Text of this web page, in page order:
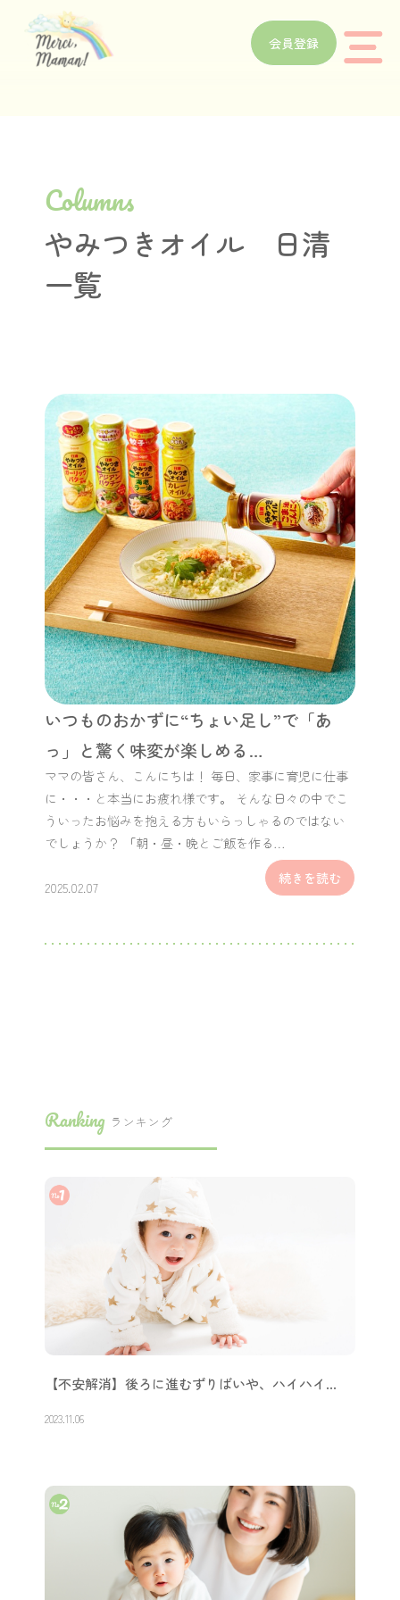
会員登録
Columns
やみつきオイル 日清
一覧
いつものおかずに“ちょい足し”で「あ
っ」と驚く味変が楽しめる…
ママの皆さん、こんにちは！ 毎日、家事に育児に仕事
に・・・と本当にお疲れ様です。 そんな日々の中でこ
ういったお悩みを抱える方もいらっしゃるのではない
でしょうか？ 「朝・昼・晩とご飯を作る…
2025.02.07
続きを読む
Ranking ランキング
【不安解消】後ろに進むずりばいや、ハイハイ…
2023.11.06